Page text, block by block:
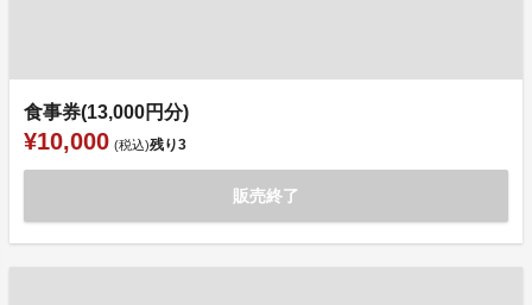
食事券(13,000円分)
¥10,000 (税込)残り3
販売終了